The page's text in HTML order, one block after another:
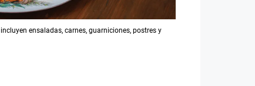
ensaladas, carnes, guarniciones, postres y